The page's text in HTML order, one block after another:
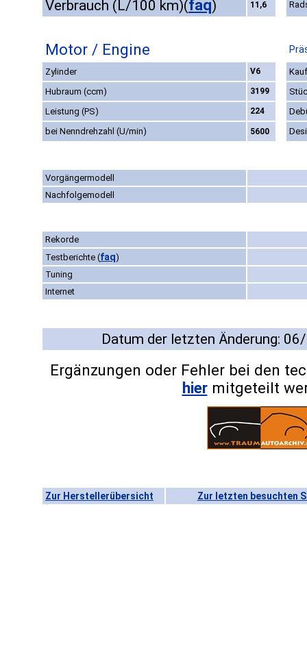
Verbrauch (L/100 km)(faq) 11,6
Motor / Engine
Zylinder V6
Hubraum (ccm)
3199
Leistung (PS)
224
bei Nenndrehzahl (U/min)
5600
Vorgängermodell
Nachfolgemodell
Rekorde
Testberichte (faq)
Tuning
Internet
Datum der letzten Änderung:
Ergänzungen oder Fehler bei den
hiermitgeteilt
Zur Herstellerübersicht Zur letzten besuchten